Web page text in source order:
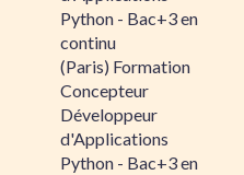
Python - Bac+3 en
continu
(Paris) Formation
Concepteur
Développeur
d'Applications
Python - Bac+3 en